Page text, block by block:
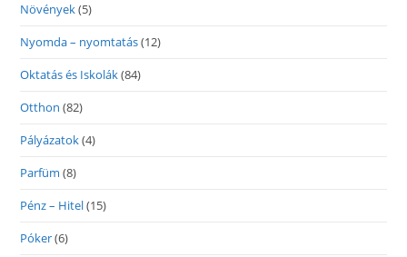
Növények(5)
Nyomda – nyomtatás(12)
Oktatás és Iskolák(84)
Otthon (82)
Pályázatok(4)
Parfüm (8)
Pénz – Hitel(15)
Póker(6)